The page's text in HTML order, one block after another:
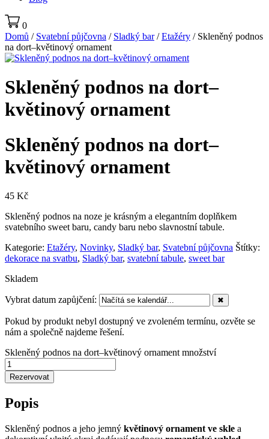
0
Domů / Svatební půjčovna / Sladký bar/Etažéry / Skleněný podnos
na dort–květinový ornament
Skleněný podnos na dort–
květinový ornament
Skleněný podnos na dort–
květinový ornament
45 Kč
Skleněný podnos na noze je krásným a elegantním doplňkem
svatebního sweet baru, candy baru nebo slavnostní tabule.
Kategorie: Etažéry, Novinky, Sladký bar, Svatební půjčovna Štítky:
dekorace na svatbu, Sladký bar, svatební tabule, sweet bar
Skladem
Vybrat datum zapůjčení: ✖
Pokud by produkt nebyl dostupný ve zvoleném termínu, ozvěte se
nám a společně najdeme řešení.
Skleněný podnos na dort–květinový ornament množství
Rezervovat
Popis
Skleněný podnos a jeho jemný květinový ornament ve skle a